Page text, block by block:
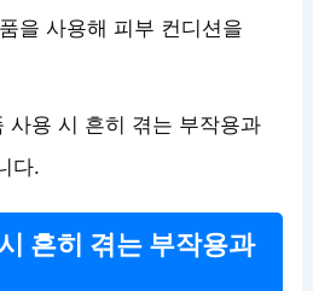
을 사용해 피부 컨디션을
사용 시 흔히 겪는 부작용과
다.
흔히 겪는 부작용과